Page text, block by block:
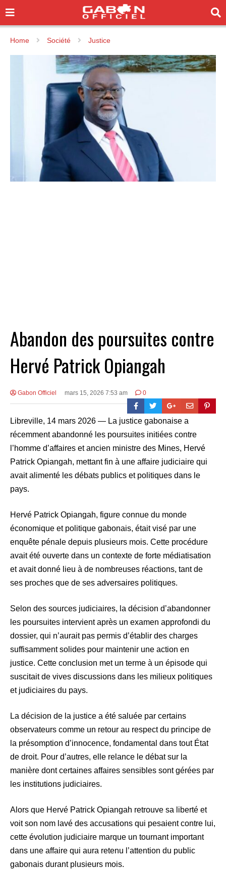
Home Société Justice
Abandon des poursuites contre
Hervé Patrick Opiangah
Gabon Officiel mars 15, 2026 7:53 am 0
Libreville, 14 mars 2026 — La justice gabonaise a
récemment abandonné les poursuites initiées contre
l’homme d’affaires et ancien ministre des Mines, Hervé
Patrick Opiangah, mettant fin à une affaire judiciaire qui
avait alimenté les débats publics et politiques dans le
pays.
Hervé Patrick Opiangah, figure connue du monde
économique et politique gabonais, était visé par une
enquête pénale depuis plusieurs mois. Cette procédure
avait été ouverte dans un contexte de forte médiatisation
et avait donné lieu à de nombreuses réactions, tant de
ses proches que de ses adversaires politiques.
Selon des sources judiciaires, la décision d’abandonner
les poursuites intervient après un examen approfondi du
dossier, qui n’aurait pas permis d’établir des charges
suffisamment solides pour maintenir une action en
justice. Cette conclusion met un terme à un épisode qui
suscitait de vives discussions dans les milieux politiques
et judiciaires du pays.
La décision de la justice a été saluée par certains
observateurs comme un retour au respect du principe de
la présomption d’innocence, fondamental dans tout État
de droit. Pour d’autres, elle relance le débat sur la
manière dont certaines affaires sensibles sont gérées par
les institutions judiciaires.
Alors que Hervé Patrick Opiangah retrouve sa liberté et
voit son nom lavé des accusations qui pesaient contre lui,
cette évolution judiciaire marque un tournant important
dans une affaire qui aura retenu l’attention du public
gabonais durant plusieurs mois.